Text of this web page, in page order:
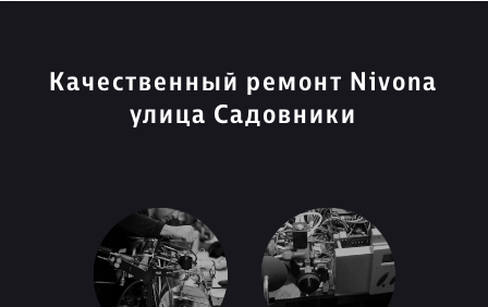
Качественный ремонт Nivona
улица Садовники